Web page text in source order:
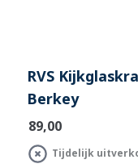
RVS
Berkey
€89,00
Tijdelijk